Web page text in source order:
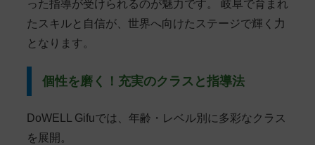
った指導が受けられるのが魅力です。 岐阜で育まれ
たスキルと自信が、世界へ向けたステージで輝く力
となります。
個性を磨く！充実のクラスと指導法
DoWELL Gifuでは、年齢・レベル別に多彩なクラス
を展開。